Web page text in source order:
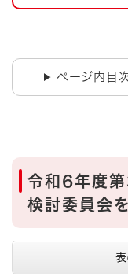
ページ内目
令和6年度
検討委員会
表